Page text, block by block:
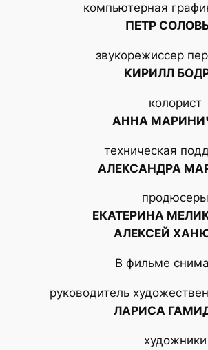
компьютерная
ПЕТР
звукорежиссер
КИРИЛЛ
колорист
АННА
техническая
АЛЕКСАНДРА
продюсеры
ЕКАТЕРИНА
АЛЕКСЕЙ
В фильме
руководитель
ЛАРИСА
художники